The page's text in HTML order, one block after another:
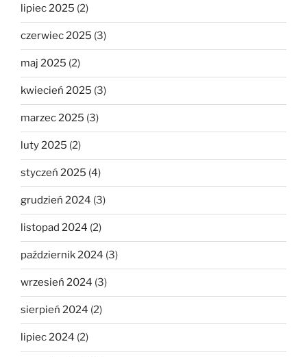
lipiec 2025 (2)
czerwiec 2025 (3)
maj 2025 (2)
kwiecień 2025 (3)
marzec 2025 (3)
luty 2025 (2)
styczeń 2025 (4)
grudzień 2024 (3)
listopad 2024 (2)
październik 2024 (3)
wrzesień 2024 (3)
sierpień 2024 (2)
lipiec 2024 (2)